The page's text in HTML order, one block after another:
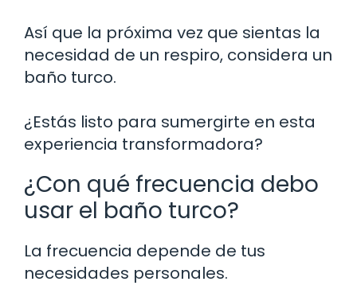
Así que la próxima vez que sientas la
necesidad de un respiro, considera un
baño turco.
¿Estás listo para sumergirte en esta
experiencia transformadora?
¿Con qué frecuencia debo
usar el baño turco?
La frecuencia depende de tus
necesidades personales.